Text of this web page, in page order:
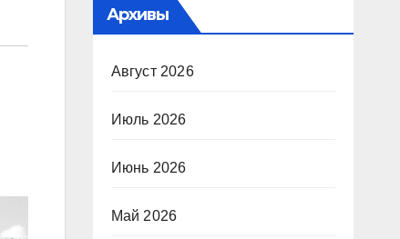
Архивы
Август 2026
Июль 2026
Июнь 2026
Май 2026